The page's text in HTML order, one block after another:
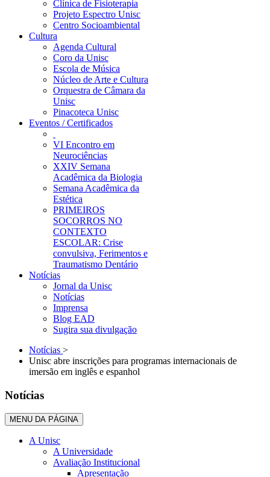
Clínica de Fisioterapia
Projeto Espectro Unisc
Centro Socioambiental
Cultura
Agenda Cultural
Coro da Unisc
Escola de Música
Núcleo de Arte e Cultura
Orquestra de Câmara da
Unisc
Pinacoteca Unisc
Eventos / Certificados
VI Encontro em
Neurociências
XXIV Semana
Acadêmica da Biologia
Semana Acadêmica da
Estética
PRIMEIROS
SOCORROS NO
CONTEXTO
ESCOLAR: Crise
convulsiva, Ferimentos e
Traumatismo Dentário
Notícias
Jornal da Unisc
Notícias
Imprensa
Blog EAD
Sugira sua divulgação
Notícias >
Unisc abre inscrições para programas internacionais de
imersão em inglês e espanhol
Notícias
MENU DA PÁGINA
A Unisc
A Universidade
Avaliação Institucional
Apresentação